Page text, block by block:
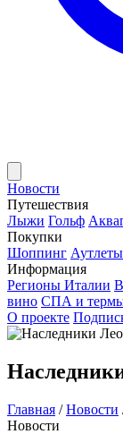
Новости
Путешествия
Лыжи Гольф
Покупки
Шоппинг Аутлеты
Информация
Регионы Италии
вино СПА и
О проекте
Главная / Новости
Новости